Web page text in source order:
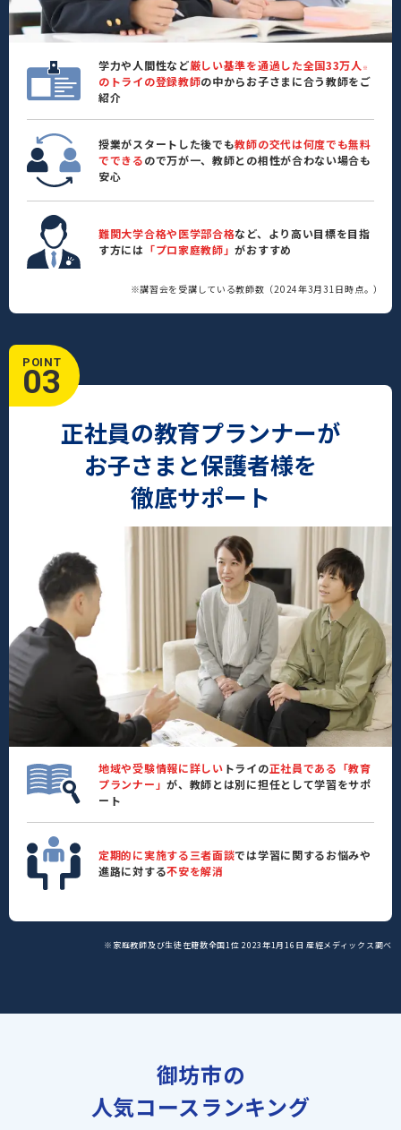
学力や人間性など厳しい基準を通過した全国33万人 ※
のトライの登録教師の中からお子さまに合う教師をご
紹介
授業がスタートした後でも教師の交代は何度でも無料
でできるので万が一、教師との相性が合わない場合も
安心
難関大学合格や医学部合格など、より高い目標を目指
す方には 「プロ家庭教師」がおすすめ
※講習会を受講している教師数（2024年3月31日時点。）
POINT
03
正社員の教育プランナーが
お子さまと保護者様を
徹底サポート
地域や受験情報に詳しい トライの正社員である「教育
プランナー」が、教師とは別に担任として学習をサポ
ート
定期的に実施する三者面談では学習に関するお悩みや
進路に対する不安を解消
※家庭教師及び生徒在籍数全国1位 2023年1月16日 産經メディックス調べ
御坊市の
人気コースランキング